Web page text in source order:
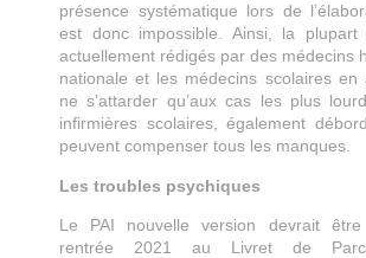
présence systématique lors de
est donc impossible. Ainsi, la plupart
actuellement rédigés par des médecins
nationale et les médecins scolaires en
ne s’attarder qu’aux cas les plus
infirmières scolaires, également
peuvent compenser tous les manques.
Les troubles psychiques
Le PAI nouvelle version devrait
rentrée 2021 au Livret de